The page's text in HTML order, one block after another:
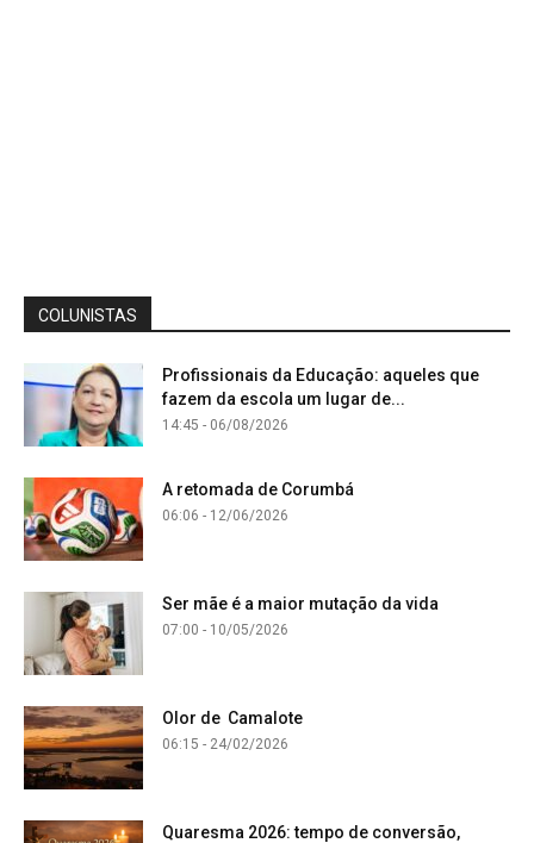
COLUNISTAS
Profissionais da Educação: aqueles que
fazem da escola um lugar de...
14:45 - 06/08/2026
A retomada de Corumbá
06:06 - 12/06/2026
Ser mãe é a maior mutação da vida
07:00 - 10/05/2026
Olor de Camalote
06:15 - 24/02/2026
Quaresma 2026: tempo de conversão,